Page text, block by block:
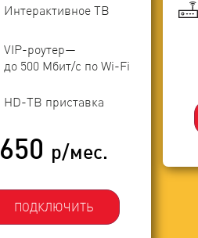
Интерактивное ТВ
VIP-роутер—
до 500 Мбит/с по Wi-Fi
HD-ТВ приставка
650 р/мес.
ПОДКЛЮЧИТЬ